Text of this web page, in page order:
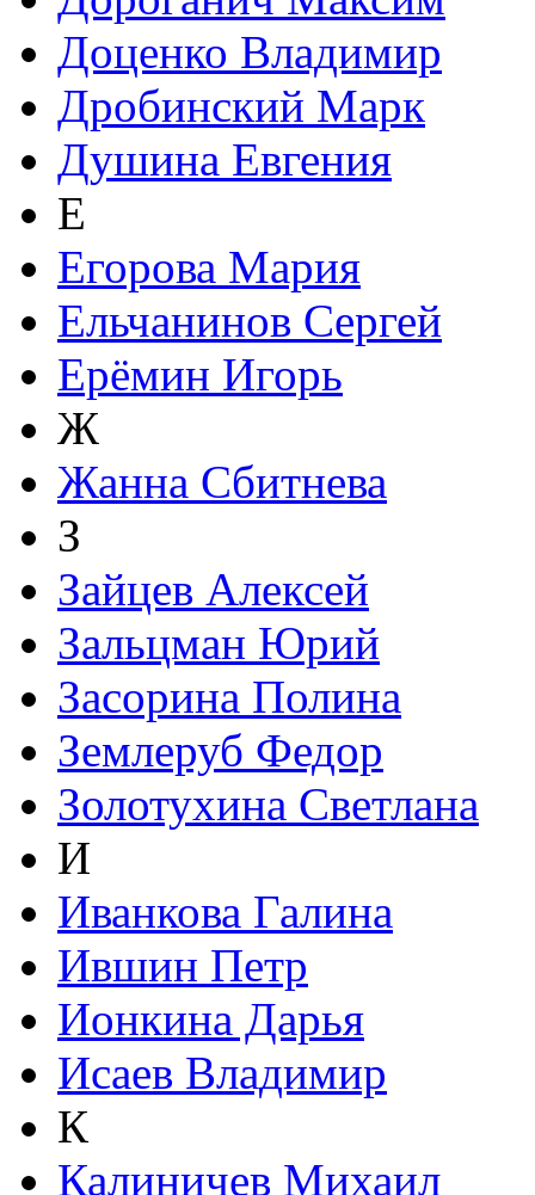
Доценко Владимир
Дробинский Марк
Душина Евгения
Е
Егорова Мария
Ельчанинов Сергей
Ерёмин Игорь
Ж
Жанна Сбитнева
З
Зайцев Алексей
Зальцман Юрий
Засорина Полина
Землеруб Федор
Золотухина Светлана
И
Иванкова Галина
Ившин Петр
Ионкина Дарья
Исаев Владимир
К
Калиничев Михаил